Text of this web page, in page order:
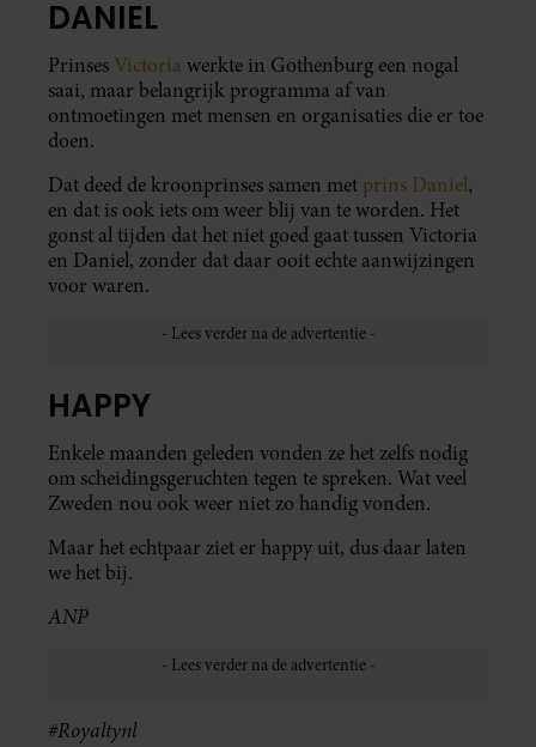
DANIEL
Prinses Victoria werkte in Gothenburg een nogal
saai, maar belangrijk programma af van
ontmoetingen met mensen en organisaties die er toe
doen.
Dat deed de kroonprinses samen met prins Daniel,
en dat is ook iets om weer blij van te worden. Het
gonst al tijden dat het niet goed gaat tussen Victoria
en Daniel, zonder dat daar ooit echte aanwijzingen
voor waren.
HAPPY
Enkele maanden geleden vonden ze het zelfs nodig
om scheidingsgeruchten tegen te spreken. Wat veel
Zweden nou ook weer niet zo handig vonden.
Maar het echtpaar ziet er happy uit, dus daar laten
we het bij.
ANP
#Royaltynl